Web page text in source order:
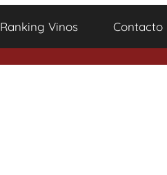
Ranking Vinos Contacto